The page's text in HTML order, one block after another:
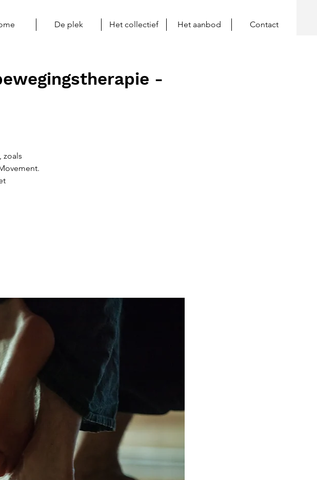
De plek Het collectief Het aanbod Contact
-
zoals